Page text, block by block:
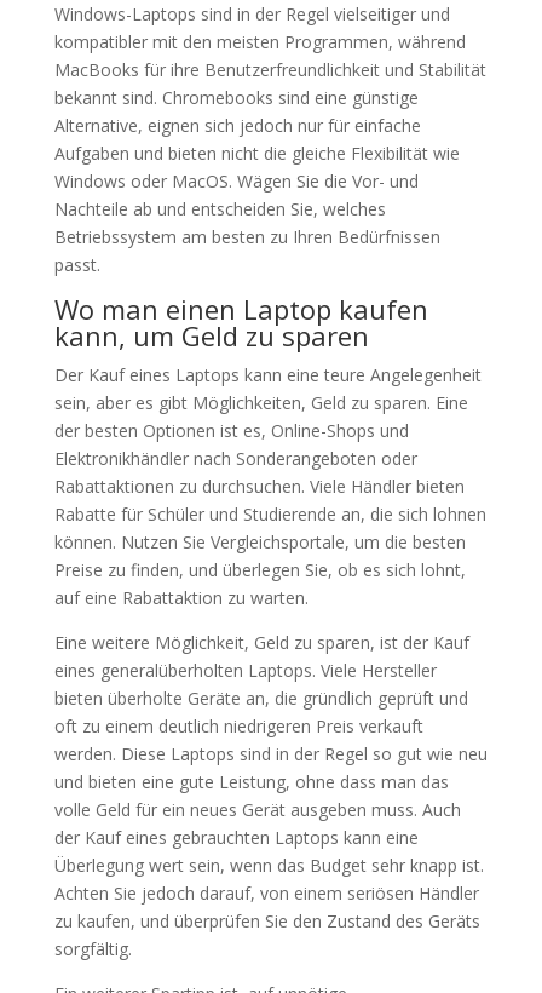
Windows-Laptops sind in der Regel vielseitiger und
kompatibler mit den meisten Programmen, während
MacBooks für ihre Benutzerfreundlichkeit und Stabilität
bekannt sind. Chromebooks sind eine günstige
Alternative, eignen sich jedoch nur für einfache
Aufgaben und bieten nicht die gleiche Flexibilität wie
Windows oder MacOS. Wägen Sie die Vor- und
Nachteile ab und entscheiden Sie, welches
Betriebssystem am besten zu Ihren Bedürfnissen
passt.
Wo man einen Laptop kaufen
kann, um Geld zu sparen
Der Kauf eines Laptops kann eine teure Angelegenheit
sein, aber es gibt Möglichkeiten, Geld zu sparen. Eine
der besten Optionen ist es, Online-Shops und
Elektronikhändler nach Sonderangeboten oder
Rabattaktionen zu durchsuchen. Viele Händler bieten
Rabatte für Schüler und Studierende an, die sich lohnen
können. Nutzen Sie Vergleichsportale, um die besten
Preise zu finden, und überlegen Sie, ob es sich lohnt,
auf eine Rabattaktion zu warten.
Eine weitere Möglichkeit, Geld zu sparen, ist der Kauf
eines generalüberholten Laptops. Viele Hersteller
bieten überholte Geräte an, die gründlich geprüft und
oft zu einem deutlich niedrigeren Preis verkauft
werden. Diese Laptops sind in der Regel so gut wie neu
und bieten eine gute Leistung, ohne dass man das
volle Geld für ein neues Gerät ausgeben muss. Auch
der Kauf eines gebrauchten Laptops kann eine
Überlegung wert sein, wenn das Budget sehr knapp ist.
Achten Sie jedoch darauf, von einem seriösen Händler
zu kaufen, und überprüfen Sie den Zustand des Geräts
sorgfältig.